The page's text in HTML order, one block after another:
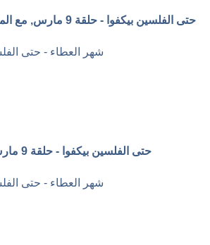
حتى الفلسين بيكفوا - حلقة 9 مارس, مع المستشار موريس صادق
شهر العطاء - حتى
حتى الفلسين بيكفوا - حلقة 9 مارس - اعداد. ماغى خزام
شهر العطاء - حتى